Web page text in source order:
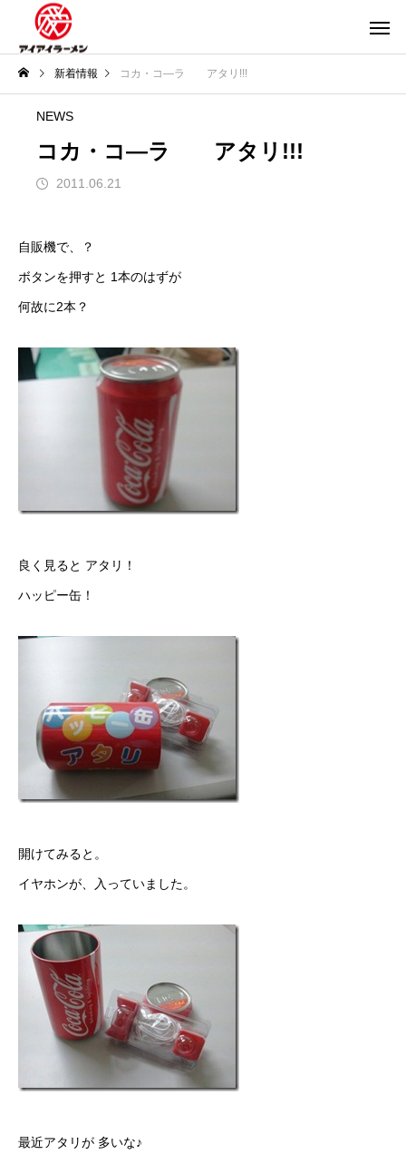
新着情報 コカ・コ―ラ アタリ!!!
NEWS
コカ・コ―ラ アタリ!!!
2011.06.21
自販機で、？
ボタンを押すと 1本のはずが
何故に2本？
良く見ると アタリ！
ハッピー缶！
開けてみると。
イヤホンが、入っていました。
最近アタリが 多いな♪